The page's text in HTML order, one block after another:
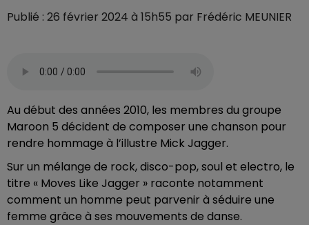
Publié : 26 février 2024 à 15h55 par Frédéric MEUNIER
Au début des années 2010, les membres du groupe
Maroon 5 décident de composer une chanson pour
rendre hommage à l’illustre Mick Jagger.
Sur un mélange de rock, disco-pop, soul et electro, le
titre « Moves Like Jagger » raconte notamment
comment un homme peut parvenir à séduire une
femme grâce à ses mouvements de danse.